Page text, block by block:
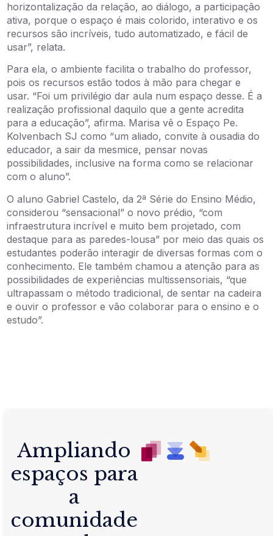
horizontalização da relação, ao diálogo, a participação
ativa, porque o espaço é mais colorido, interativo e os
recursos são incríveis, tudo automatizado, e fácil de
usar”, relata.
Para ela, o ambiente facilita o trabalho do professor,
pois os recursos estão todos à mão para chegar e
usar. “Foi um privilégio dar aula num espaço desse. É a
realização profissional daquilo que a gente acredita
para a educação”, afirma. Marisa vê o Espaço Pe.
Kolvenbach SJ como “um aliado, convite à ousadia do
educador, a sair da mesmice, pensar novas
possibilidades, inclusive na forma como se relacionar
com o aluno”.
O aluno Gabriel Castelo, da 2ª Série do Ensino Médio,
considerou “sensacional” o novo prédio, “com
infraestrutura incrível e muito bem projetado, com
destaque para as paredes-lousa” por meio das quais os
estudantes poderão interagir de diversas formas com o
conhecimento. Ele também chamou a atenção para as
possibilidades de experiências multissensoriais, “que
ultrapassam o método tradicional, de sentar na cadeira
e ouvir o professor e vão colaborar para o ensino e o
estudo”.
Ampliando
espaços para
a
comunidade